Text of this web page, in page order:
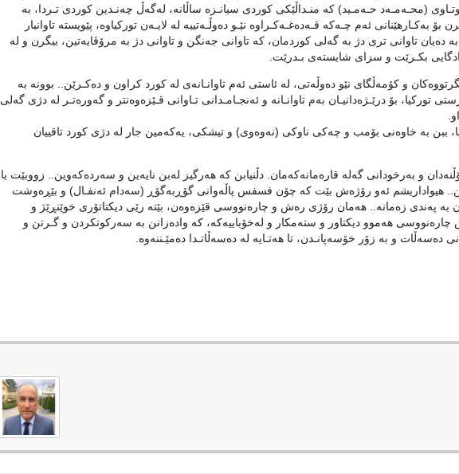
(محـەمـەد حـەمـید) کە منـداڵێکی کوردی سیانـزە ساڵانە، لەگەڵ چەنـدین کوردی تـردا، بە
ئەم چـەکە قـەدەغـەکـراوە نێـو دەوڵـەتییە لە لایـەن تورکیاوە، پێویستە تاوانبار
دەیان تاوانی تری دژ بە گەلی کوردمان، کە تاوانی جەنگن و تاوانی دژ بە مرۆڤایەتین، بیگرن و لە
دادگایی بکـرێت و سزای شایستەی بـدرێت.
و کۆمەڵگای نێو دەوڵەتی، لە ئاستی ئەم تاوانـانەی لە کورد کراون و دەکـرێن.. بوونە بە
تورکیا، بۆ درێـژەدانیـان بەم تاوانـانە و ئەنجـامـدانی تـاوانی قـێزەوەنتر و گەورەتـر لە دژی گەلی
ببن بە خاوەنی بۆمب و چەکی ناوکی (نەوەوی) و تیشکی، یەکەمین جار لە دژی کورد تاقییان
و بەرخودانی گەلە قارەمانەکەمان. دڵنیابن کە هەرگیز لەبن نایەین و سەردەکەوین.. زووبێت یا
هیواداریشم ئەو رۆژەش بێت کە چۆن فسفس پاڵەوانی گۆڕبەگۆڕ (سەدام ئەنفـال) و بێڕەوشت
پەندی زەمانە.. هەمان رۆژی رەش و چارەنووسی قێزەوەن، بێتە رێی دیکتاتۆری خوێنڕێژ و
هەموو دیکتاور و ستەمکار و لەخۆباییەکە، کە وادەزانن بە سەرکوتکردن و گـرتن و
و بە زۆر خۆسەپانـدن، تا هەتـایە لە دەسەڵاتـدا دەمێـننەوە.